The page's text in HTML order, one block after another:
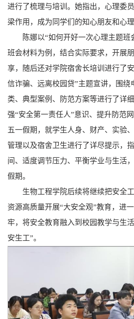
进行了梳理与培训。她指出，心理委
梁作用，成为同学们的知心朋友和心
陈娜以“如何开好一次心理主题班
班会材料为例，结合实际要求，开展
享，随后还对学院宿舍长培训进行了
信诈骗、远离校园贷”主题宣讲，围绕
类、典型案例、防范方案等进行了详
强“安全第一责任人”意识、提升防范
五一假期，就学生人身、财产、实验
管理以及宿舍卫生进行了详尽提示，
间、适度调节压力、平衡学业与生活
假期。
生物工程学院后续将继续把安全
资源高质量开展“大安全观”教育，进
牢，将安全教育融入到校园教学与生
安生工”。